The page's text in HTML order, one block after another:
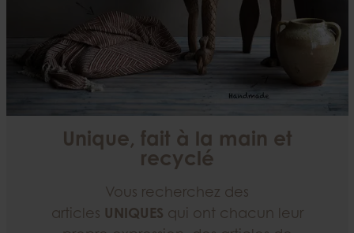
Unique, fait à la main et
recyclé
Vous recherchez des
articles UNIQUES qui ont chacun leur